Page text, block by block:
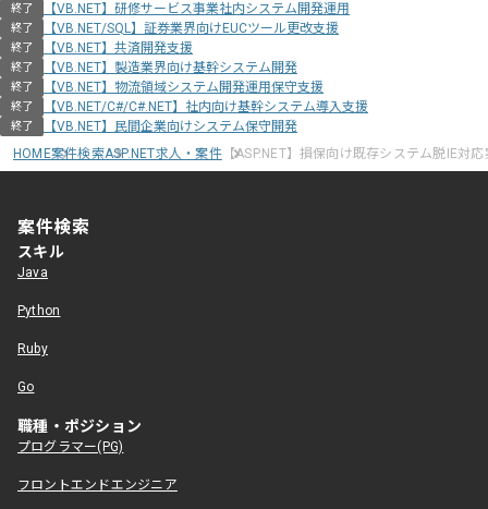
終了 【VB.NET】研修サービス事業社内システム開発運用
終了 【VB.NET/SQL】証券業界向けEUCツール更改支援
終了 【VB.NET】共済開発支援
終了 【VB.NET】製造業界向け基幹システム開発
終了 【VB.NET】物流領域システム開発運用保守支援
終了 【VB.NET/C#/C#.NET】社内向け基幹システム導入支援
終了
【VB.NET】民間企業向けシステム保守開発
HOME案件検索ASP.NET求人・案件【ASP.NET】損保向け既存システム脱IE対応
案件検索
スキル
Java
Python
Ruby
Go
職種・ポジション
プログラマー(PG)
フロントエンドエンジニア